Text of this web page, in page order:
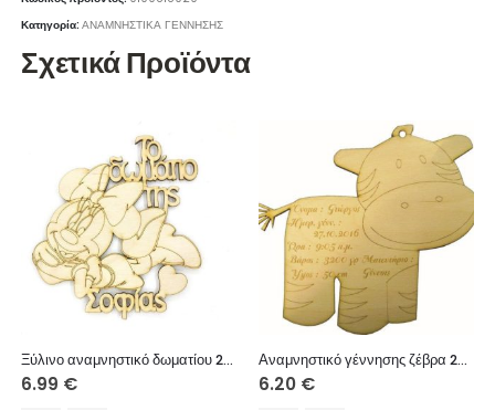
Κατηγορία:ΑΝΑΜΝΗΣΤΙΚΑ ΓΕΝΝΗΣΗΣ
Σχετικά Προϊόντα
Ξύλινο αναμνηστικό δωματίου 25 εκ. κρεμαστό (στοιχεία επιθυμίας σας)
6.99 €
Αναμνηστικό γέννησης ζέβρα 20cm
6.20 €